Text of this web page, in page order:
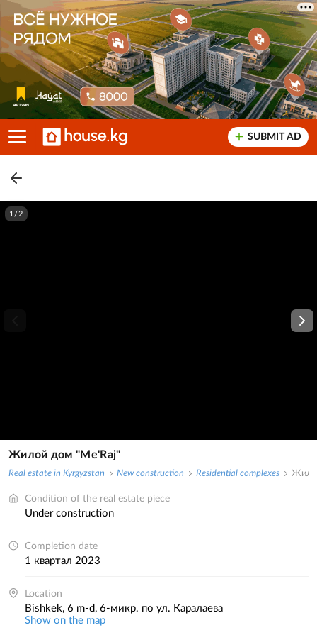
SUBMIT AD
1/2
Жилой дом "Me'Raj"
Real estate in Kyrgyzstan New construction Residential complexes
Condition of the real estate piece
under construction
Completion date
1 квартал 2023
Location
Bishkek, 6 m-d, 6-микр. по ул. Каралаева
Show on the map